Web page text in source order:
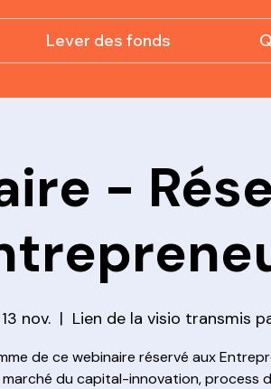
Lever des fonds
-
nov.
  |
Lien de la visio transmis
de ce webinaire réservé aux
marché du capital-innovation, process